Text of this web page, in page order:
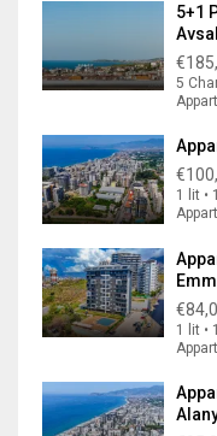
5+1
5
1 lit •
1 lit •